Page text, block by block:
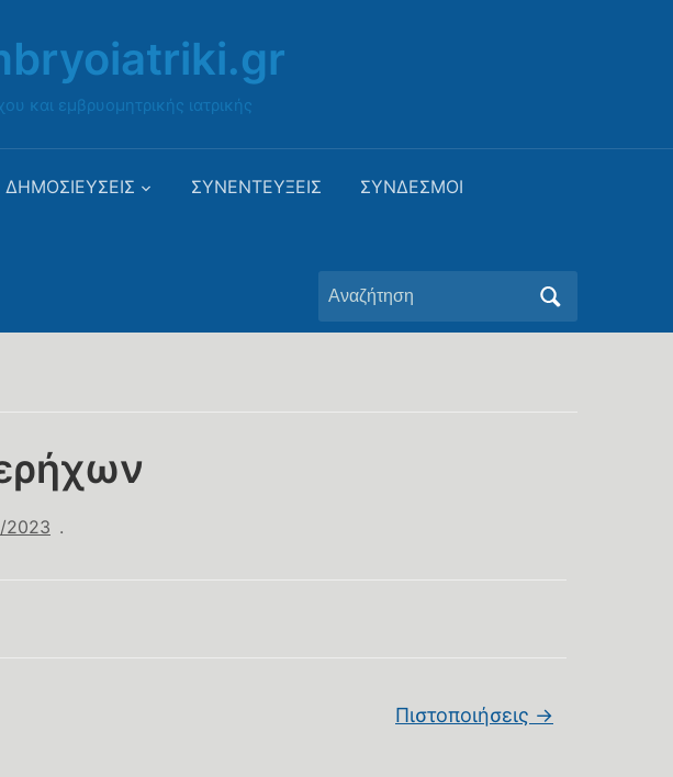
και εμβρυομητρικής ιατρικής
ΔΗΜΟΣΙΕΥΣΕΙΣ ΣΥΝΕΝΤΕΥΞΕΙΣ ΣΥΝΔΕΣΜΟΙ
Αναζήτηση
για:
2023 .
Πιστοποιήσεις →